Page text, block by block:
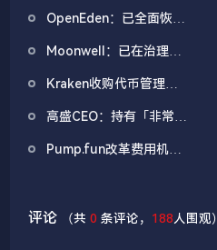
OpenEden：已全面恢复
核心系统安全
Moonwell：已在治理论
分赔偿
Kraken收购代币管理公
备
高盛CEO：持有「非常少
比特币的发展
Pump.fun改革费用机
评论 （共0 条评论， 188人围观）